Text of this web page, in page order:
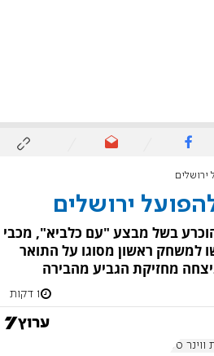
ירושלים
ירושלים
בשל מבצע "עם כלביא", מכבי
למשחק ראשון מסוגו על התואר
מחזיקת הגביע מהבירה
1 דקות
ווינר סל